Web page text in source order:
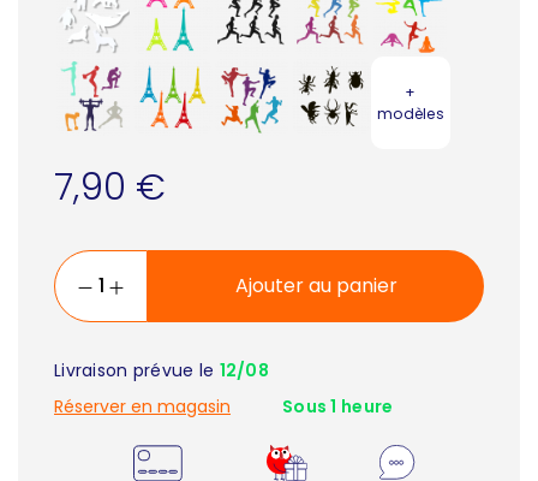
+
modèles
7,90 €
Ajouter au panier
Livraison prévue le 12/08
Réserver en magasin
Sous 1 heure